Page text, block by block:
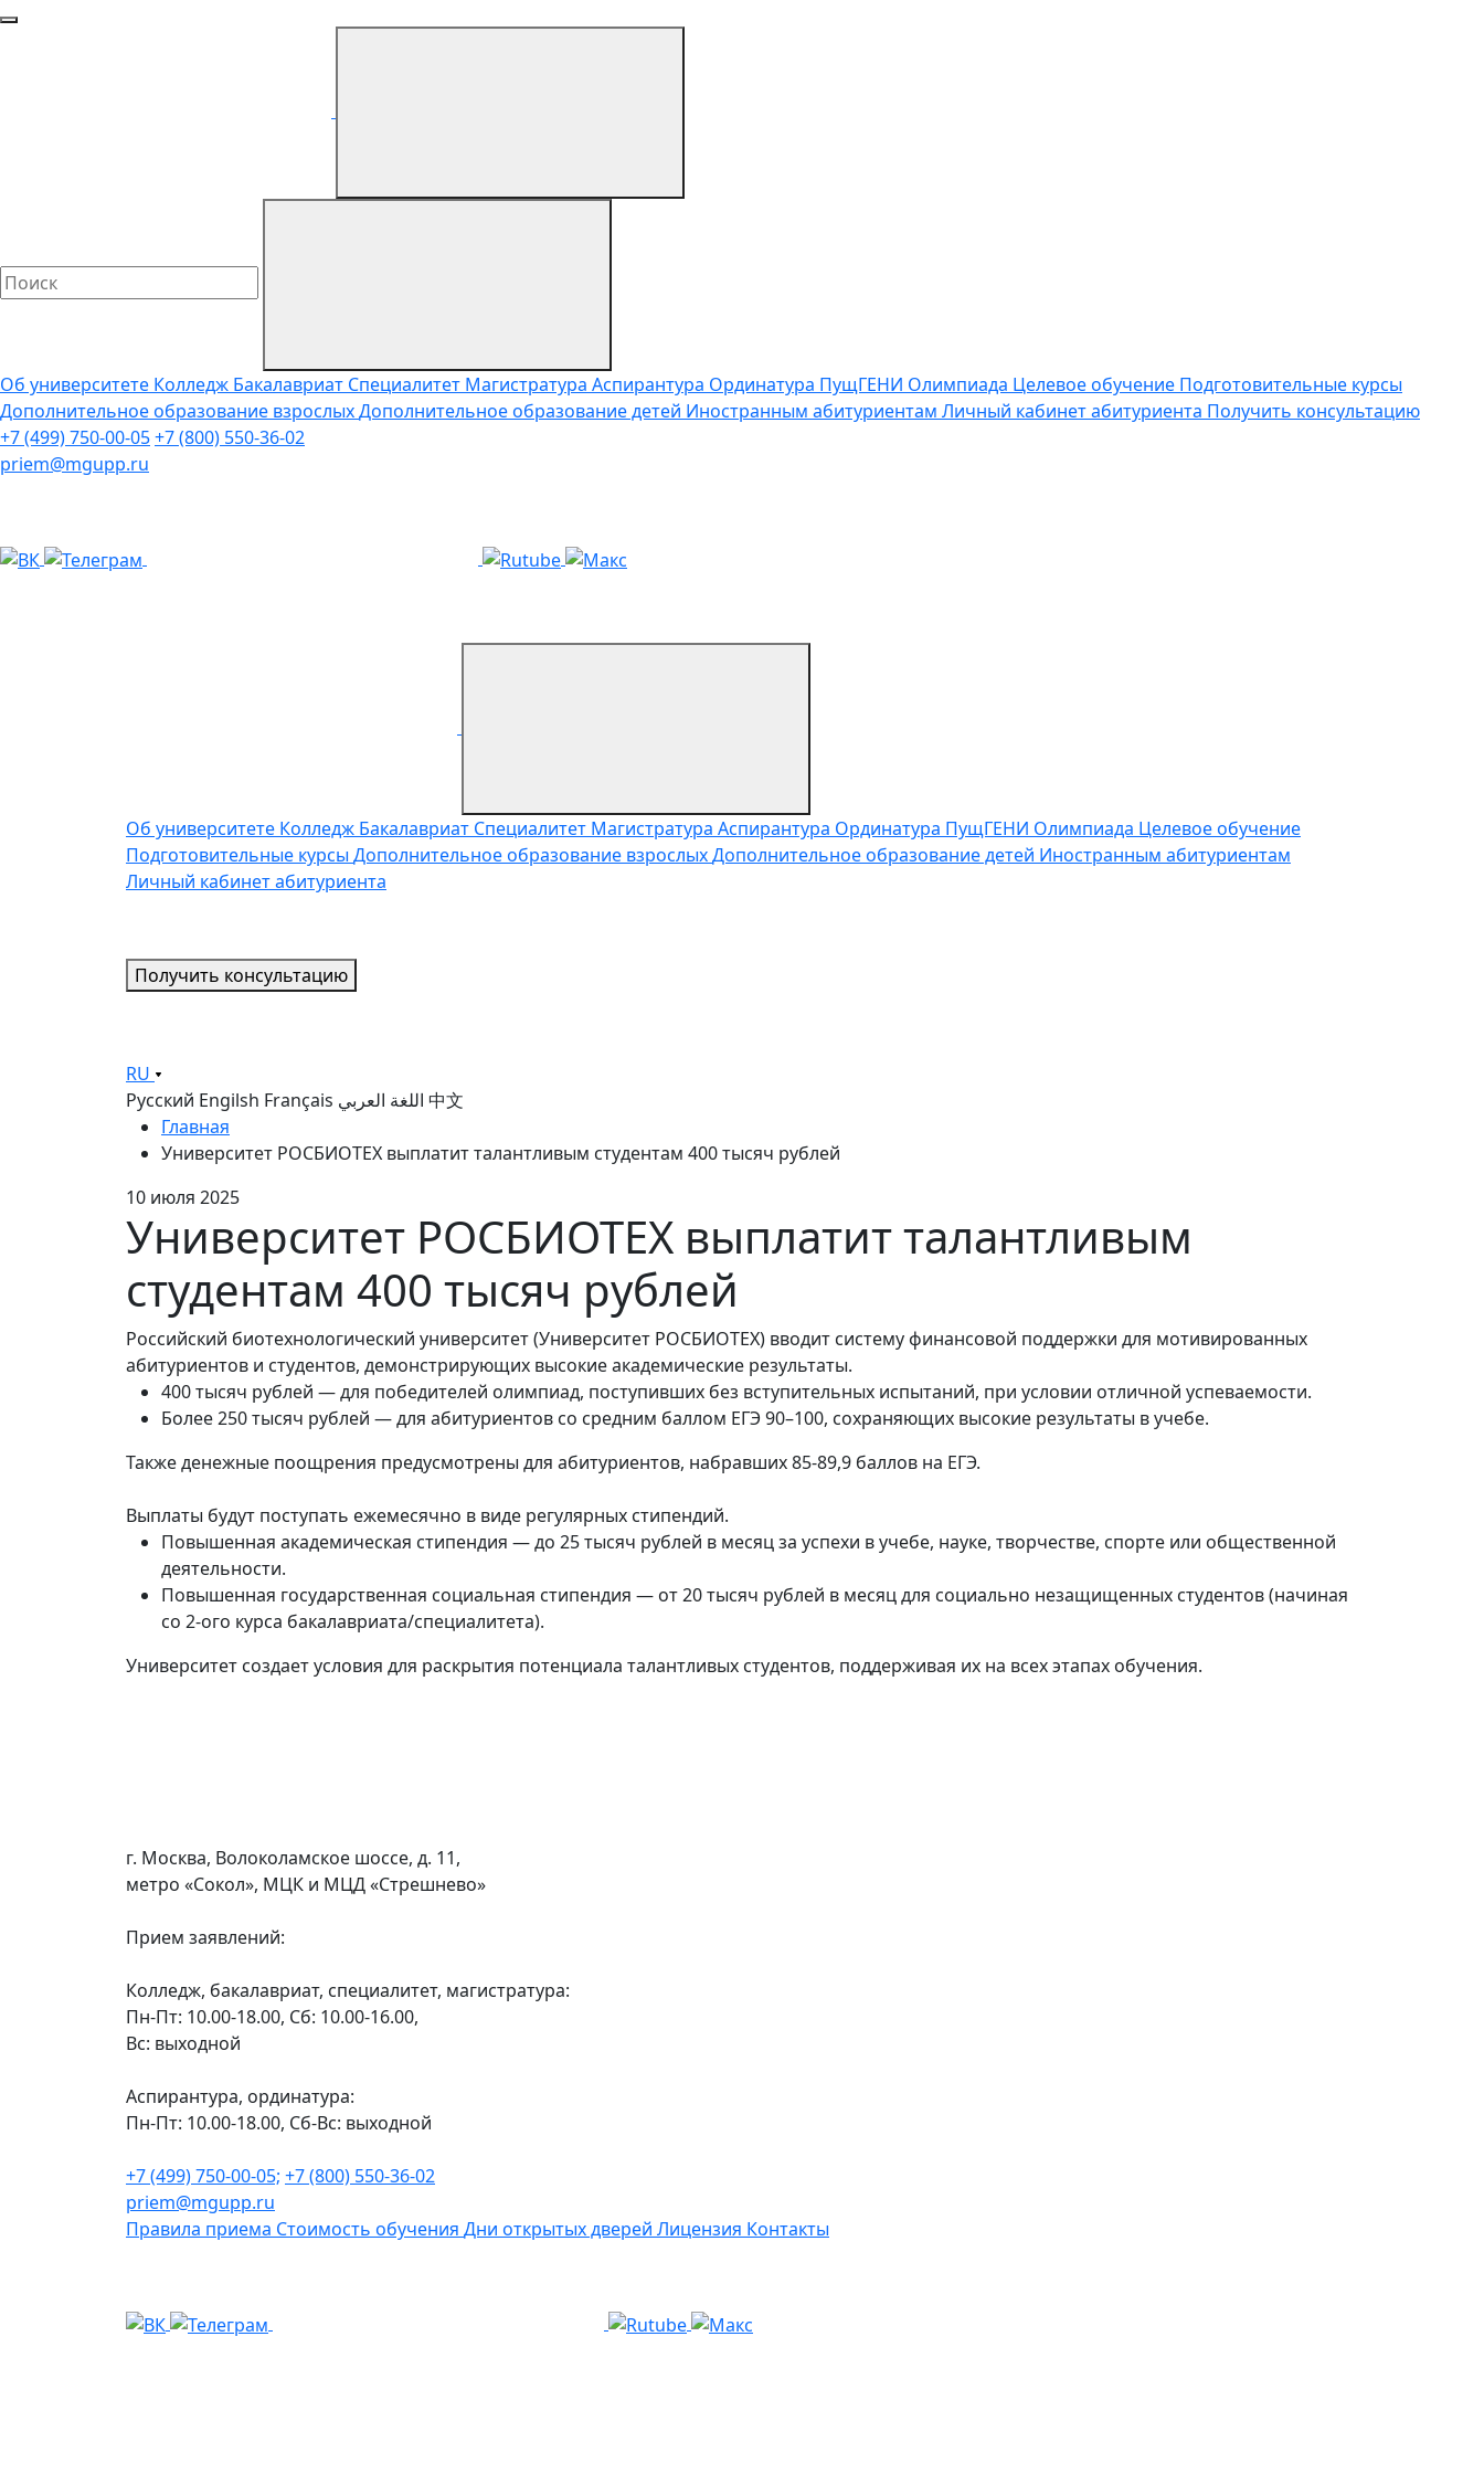
Об университете Колледж Бакалавриат Специалитет Магистратура Аспирантура Ординатура ПущГЕНИ Олимпиада Целевое обучение Подготовительные курсы
Дополнительное образование взрослыхДополнительное образование детей Иностранным абитуриентам Личный кабинет абитуриента Получить консультацию
+7 (499) 750-00-05+7 (800) 550-36-02
priem@mgupp.ru
Об университете Колледж Бакалавриат Специалитет Магистратура Аспирантура Ординатура ПущГЕНИ Олимпиада Целевое обучение
Подготовительные курсы Дополнительное образование взрослыхДополнительное образование детей Иностранным абитуриентам
Личный кабинет абитуриента
Получить консультацию
RU
Русский Engilsh Français اللغة العربي 中文
Главная
Университет РОСБИОТЕХ выплатит талантливым студентам 400 тысяч рублей
10 июля 2025
Университет РОСБИОТЕХ выплатит талантливым
студентам 400 тысяч рублей
Российский биотехнологический университет (Университет РОСБИОТЕХ) вводит систему финансовой поддержки для мотивированных
абитуриентов и студентов, демонстрирующих высокие академические результаты.
400 тысяч рублей — для победителей олимпиад, поступивших без вступительных испытаний, при условии отличной успеваемости.
Более 250 тысяч рублей — для абитуриентов со средним баллом ЕГЭ 90–100, сохраняющих высокие результаты в учебе.
Также денежные поощрения предусмотрены для абитуриентов, набравших 85-89,9 баллов на ЕГЭ.
Выплаты будут поступать ежемесячно в виде регулярных стипендий.
Повышенная академическая стипендия — до 25 тысяч рублей в месяц за успехи в учебе, науке, творчестве, спорте или общественной
деятельности.
Повышенная государственная социальная стипендия — от 20 тысяч рублей в месяц для социально незащищенных студентов (начиная
со 2-ого курса бакалавриата/специалитета).
Университет создает условия для раскрытия потенциала талантливых студентов, поддерживая их на всех этапах обучения.
г. Москва, Волоколамское шоссе, д. 11,
метро «Сокол», МЦК и МЦД «Стрешнево»
Прием заявлений:
Колледж, бакалавриат, специалитет, магистратура:
Пн-Пт: 10.00-18.00, Сб: 10.00-16.00,
Вс: выходной
Аспирантура, ординатура:
Пн-Пт: 10.00-18.00, Сб-Вс: выходной
+7 (499) 750-00-05; +7 (800) 550-36-02
priem@mgupp.ru
Правила приема Стоимость обучения Дни открытых дверей Лицензия Контакты